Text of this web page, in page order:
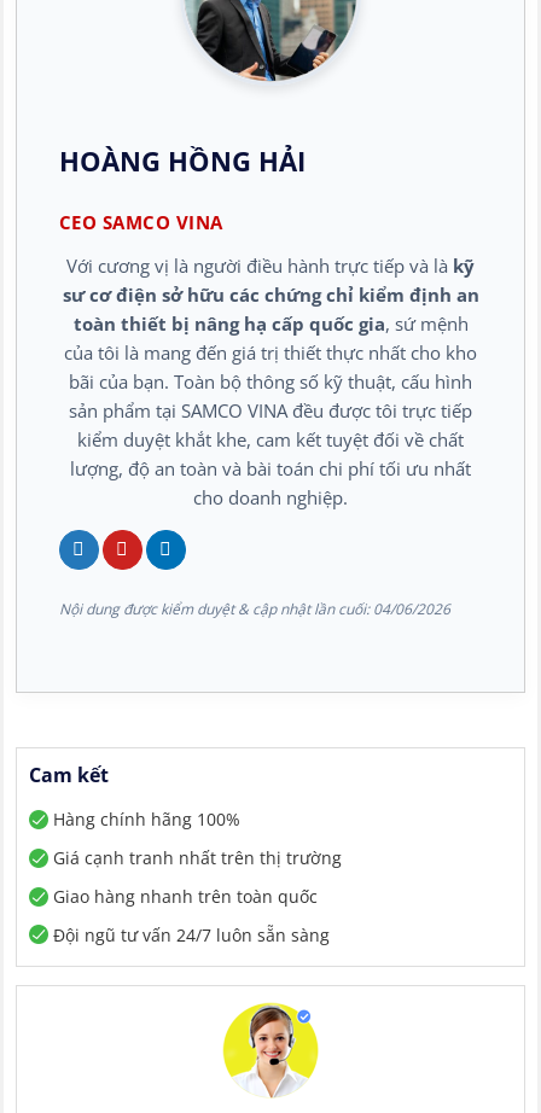
HOÀNG HỒNG HẢI
CEO SAMCO VINA
Với cương vị là người điều hành trực tiếp và là kỹ
sư cơ điện sở hữu các chứng chỉ kiểm định an
toàn thiết bị nâng hạ cấp quốc gia, sứ mệnh
của tôi là mang đến giá trị thiết thực nhất cho kho
bãi của bạn. Toàn bộ thông số kỹ thuật, cấu hình
sản phẩm tại SAMCO VINA đều được tôi trực tiếp
kiểm duyệt khắt khe, cam kết tuyệt đối về chất
lượng, độ an toàn và bài toán chi phí tối ưu nhất
cho doanh nghiệp.
Nội dung được kiểm duyệt & cập nhật lần cuối:04/06/2026
Cam kết
Hàng chính hãng 100%
Giá cạnh tranh nhất trên thị trường
Giao hàng nhanh trên toàn quốc
Đội ngũ tư vấn 24/7 luôn sẵn sàng